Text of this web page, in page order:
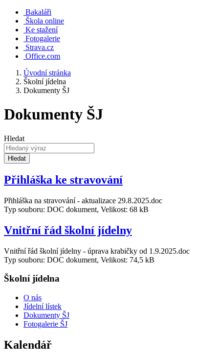
Bakaláři
Škola online
Ke stažení
Fotogalerie
Strava.cz
Office.com
Úvodní stránka
Školní jídelna
Dokumenty ŠJ
Dokumenty ŠJ
Hledat
Hledat
Přihláška ke stravování
Přihláška na stravování - aktualizace 29.8.2025.doc
Typ souboru: DOC dokument, Velikost: 68 kB
Vnitřní řád školní jídelny
Vnitřní řád školní jídelny - úprava krabičky od 1.9.2025.doc
Typ souboru: DOC dokument, Velikost: 74,5 kB
Školní jídelna
O nás
Jídelní lístek
Dokumenty ŠJ
Fotogalerie ŠJ
Kalendář